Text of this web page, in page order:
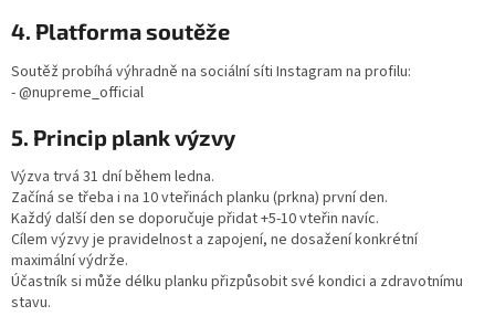
4. Platforma soutěže
Soutěž probíhá výhradně na sociální síti Instagram na profilu:
- @nupreme_official
5. Princip plank výzvy
Výzva trvá 31 dní během ledna.
Začíná se třeba i na 10 vteřinách planku (prkna) první den.
Každý další den se doporučuje přidat +5-10 vteřin navíc.
Cílem výzvy je pravidelnost a zapojení, ne dosažení konkrétní
maximální výdrže.
Účastník si může délku planku přizpůsobit své kondici a zdravotnímu
stavu.